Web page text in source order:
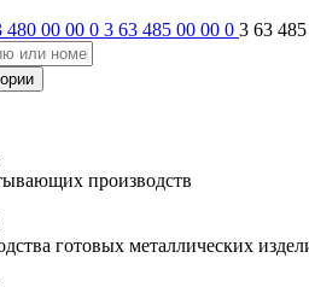
480 00 00 0 3 63 485 00 00 0 3 63
производств
готовых металлических